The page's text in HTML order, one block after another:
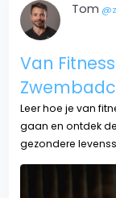
Tom
Van
Leer hoe je van
gaan en ontdek
gezondere